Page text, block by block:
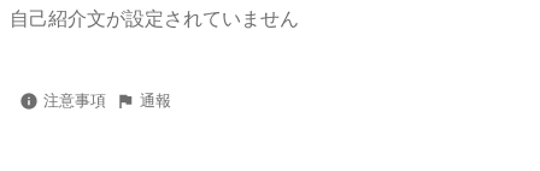
自己紹介文が設定されていません
注意事項 通報